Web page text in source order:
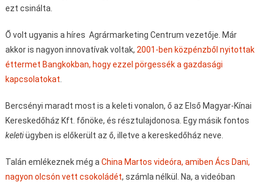
ezt csinálta.
Ő volt ugyanis a híres Agrármarketing Centrum vezetője. Már
akkor is nagyon innovatívak voltak, 2001-ben közpénzből nyitottak
éttermet Bangkokban, hogy ezzel pörgessék a gazdasági
kapcsolatokat
Bercsényi maradt most is a keleti vonalon, ő az Első Magyar-Kínai
Kereskedőház Kft. főnöke, és résztulajdonosa. Egy másik fontos
keletiügyben is előkerült az ő, illetve a kereskedőház neve.
Talán emlékeznek még a China Martos videóra, amiben Ács Dani,
nagyon olcsón vett csokoládét, számla nélkül. Na, a videóban